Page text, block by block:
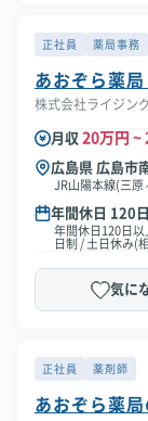
正社員 薬局事務
あおぞら薬
株式会社ライジン
月収 20万円 ~
広島県 広島市
JR山陽本線(三
年間休日 120日
年間休日120日以
日制 / 土日休み(
気に
正社員 薬剤師
あおぞら薬